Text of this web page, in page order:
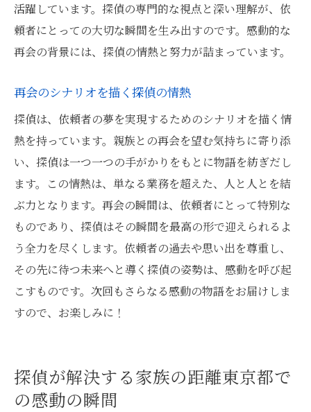
活躍しています。探偵の専門的な視点と深い理解が、依
頼者にとっての大切な瞬間を生み出すのです。感動的な
再会の背景には、探偵の情熱と努力が詰まっています。
再会のシナリオを描く探偵の情熱
探偵は、依頼者の夢を実現するためのシナリオを描く情
熱を持っています。親族との再会を望む気持ちに寄り添
い、探偵は一つ一つの手がかりをもとに物語を紡ぎだし
ます。この情熱は、単なる業務を超えた、人と人とを結
ぶ力となります。再会の瞬間は、依頼者にとって特別な
ものであり、探偵はその瞬間を最高の形で迎えられるよ
う全力を尽くします。依頼者の過去や思い出を尊重し、
その先に待つ未来へと導く探偵の姿勢は、感動を呼び起
こすものです。次回もさらなる感動の物語をお届けしま
すので、お楽しみに！
探偵が解決する家族の距離東京都で
の感動の瞬間